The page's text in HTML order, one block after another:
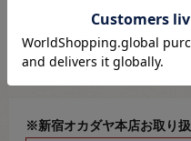
※新宿オカダヤ本店お取り